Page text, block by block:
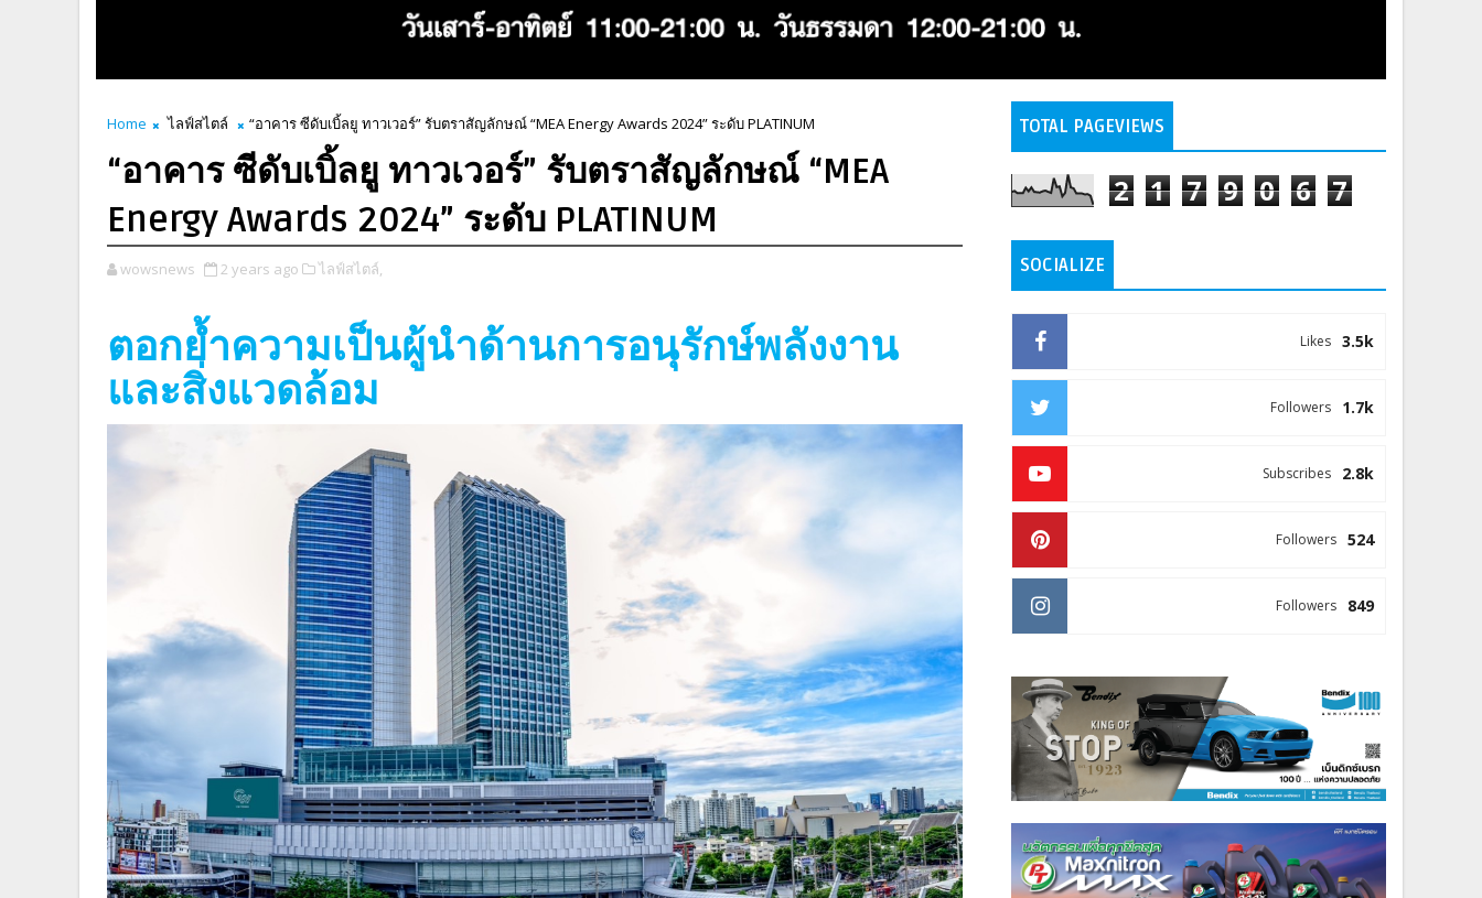
Home ไลฟ์สไตล์ “อาคาร ซีดับเบิ้ลยู ทาวเวอร์” รับตราสัญลักษณ์ “MEA Energy Awards 2024” ระดับ PLATINUM
“อาคาร ซีดับเบิ้ลยู ทาวเวอร์” รับตราสัญลักษณ์ “MEA
Energy Awards 2024” ระดับ PLATINUM
wowsnews 2 years ago ไลฟ์สไตล์,
ตอกย้ำความเป็นผู้นำด้านการอนุรักษ์พลังงาน
และสิ่งแวดล้อม
TOTAL PAGEVIEWS
2 1 7 9 0 6 7
SOCIALIZE
3.5k
Likes
1.7k
Followers
2.8k
Subscribes
524
Followers
849
Followers